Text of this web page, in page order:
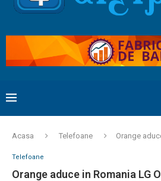
Acasa Telefoane Orange
Telefoane
Orange aduce in Romania LG